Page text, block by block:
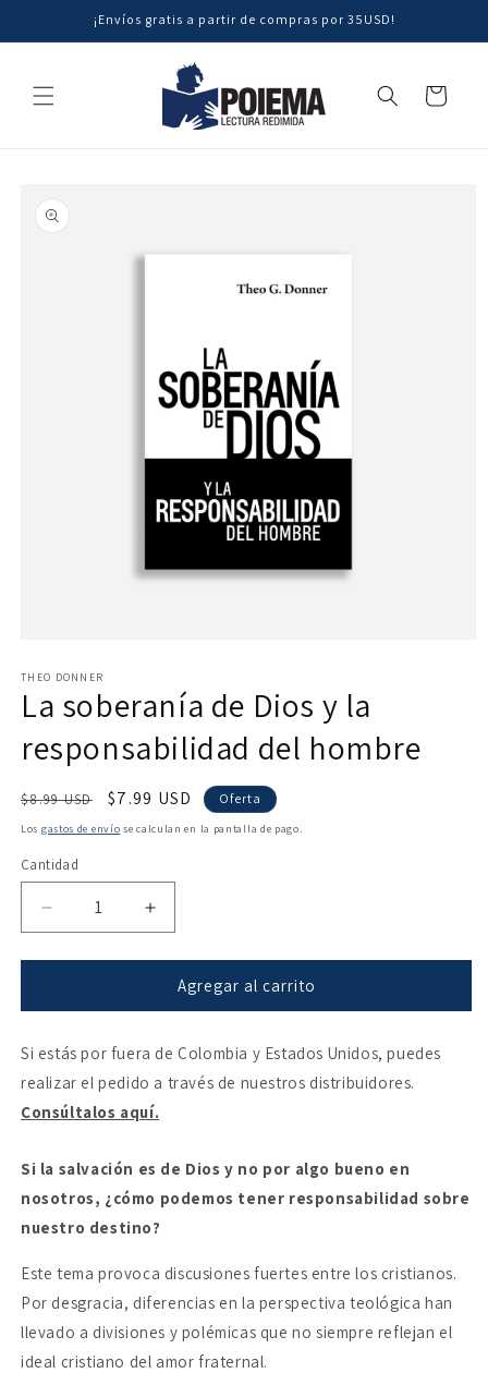
directamente
al contenido
¡Envíos gratis a partir de compras por 35USD!
Carrito
a la
información
multimedia
1
en
ventana
modal
THEO DONNER
La soberanía de Dios y la
responsabilidad del hombre
Precio
habitual
$8.99 USD
Precio
de
$7.99 USD Oferta
Los gastos de envío se calculan en la pantalla de pago.
Cantidad
Reducir
cantidad
para
soberanía
Dios
y
responsabilidad
hombre
Aumentar
cantidad
para
soberanía
Dios
y
la
responsabilidad
hombre
Agregar al carrito
Si estás por fuera de Colombia y Estados Unidos, puedes
realizar el pedido a través de nuestros distribuidores.
Consúltalos aquí.
Si la salvación es de Dios y no por algo bueno en
nosotros, ¿cómo podemos tener responsabilidad sobre
nuestro destino?
Este tema provoca discusiones fuertes entre los cristianos.
Por desgracia, diferencias en la perspectiva teológica han
llevado a divisiones y polémicas que no siempre reflejan el
ideal cristiano del amor fraternal.